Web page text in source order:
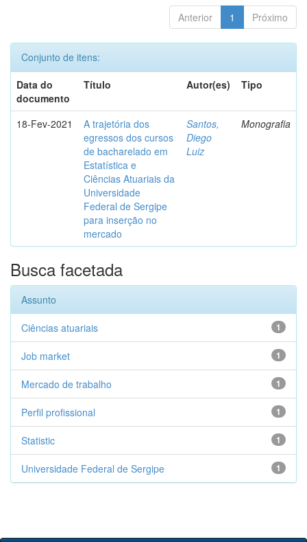
Anterior 1 Próximo
Conjunto de itens:
Data do
documento
Título Autor(es) Tipo
18-Fev-2021
A trajetória dos
egressos dos cursos
de bacharelado em
Estatística e
Ciências Atuariais da
Universidade
Federal de Sergipe
para inserção no
mercado
Santos,
Diego
Luiz
Monografia
Busca facetada
Assunto
1
Ciências atuariais
1
Job market
1
Mercado de trabalho
1
Perfil profissional
1
Statistic
1
Universidade Federal de Sergipe